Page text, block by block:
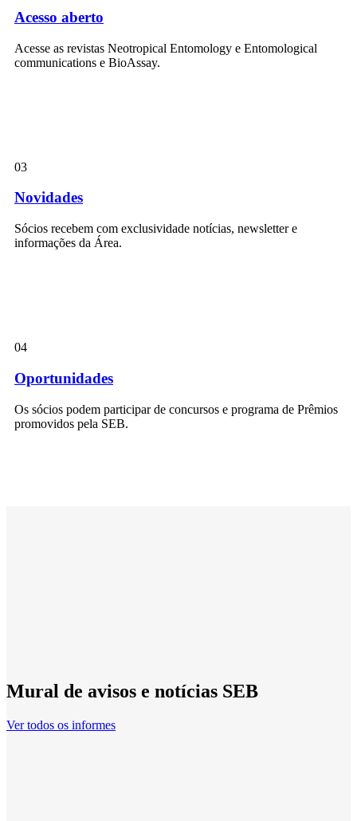
Acesso aberto
Acesse as revistas Neotropical Entomology e Entomological
communications e BioAssay.
03
Novidades
Sócios recebem com exclusividade notícias, newsletter e
informações da Área.
04
Oportunidades
Os sócios podem participar de concursos e programa de Prêmios
promovidos pela SEB.
Mural de avisos e notícias SEB
Ver todos os informes